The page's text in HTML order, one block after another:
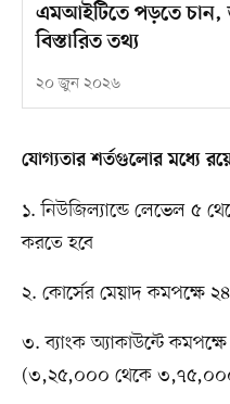
এমআইটিতে পড়তে
বিস্তারিত তথ্য
২০ জুন ২০২৬
যোগ্যতার শর্তগুলোর মধ্যে
১. নিউজিল্যান্ডে লেভেল ৫
করতে হবে
২. কোর্সের মেয়াদ কমপক্ষে
৩. ব্যাংক অ্যাকাউন্টে
(৩,২৫,০০০ থেকে ৩,৭৫,০০০